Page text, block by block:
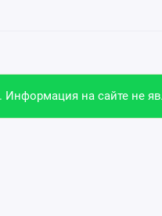
на сайте не